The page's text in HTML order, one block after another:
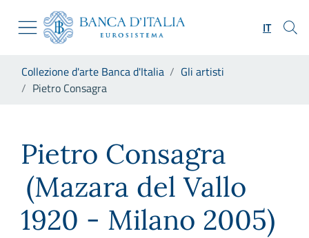
Skip to Main Content
Vai al sito istituzionale
Vai al menu di navigazione
Vai alla ricerca
Vai al footer
IT
Collezione d'arte Banca d'Italia
Gli artisti
Pietro Consagra
Pietro Consagra
(Mazara del Vallo
1920 - Milano 2005)